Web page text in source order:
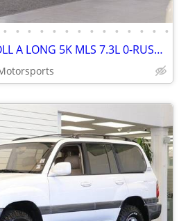
• • • • • • • • • • • • • •
1999 FORD F350 4X4 ROLL A LONG 5K MLS 7.3L 0-RUST F-350 2000 2001 2002